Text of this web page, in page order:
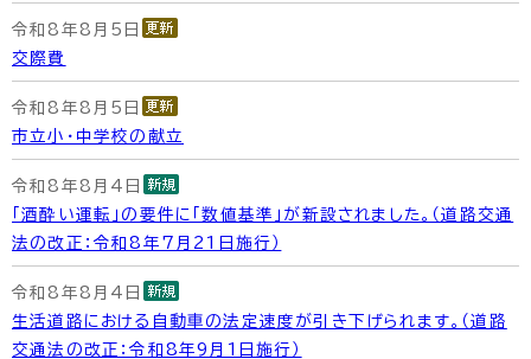
令和8年8月5日
交際費
令和8年8月5日
市立小・中学校の献立
令和8年8月4日
「酒酔い運転」の要件に「数値基準」が新設されました。（道路交通
法の改正：令和8年7月21日施行）
令和8年8月4日
生活道路における自動車の法定速度が引き下げられます。（道路
交通法の改正：令和8年9月1日施行）